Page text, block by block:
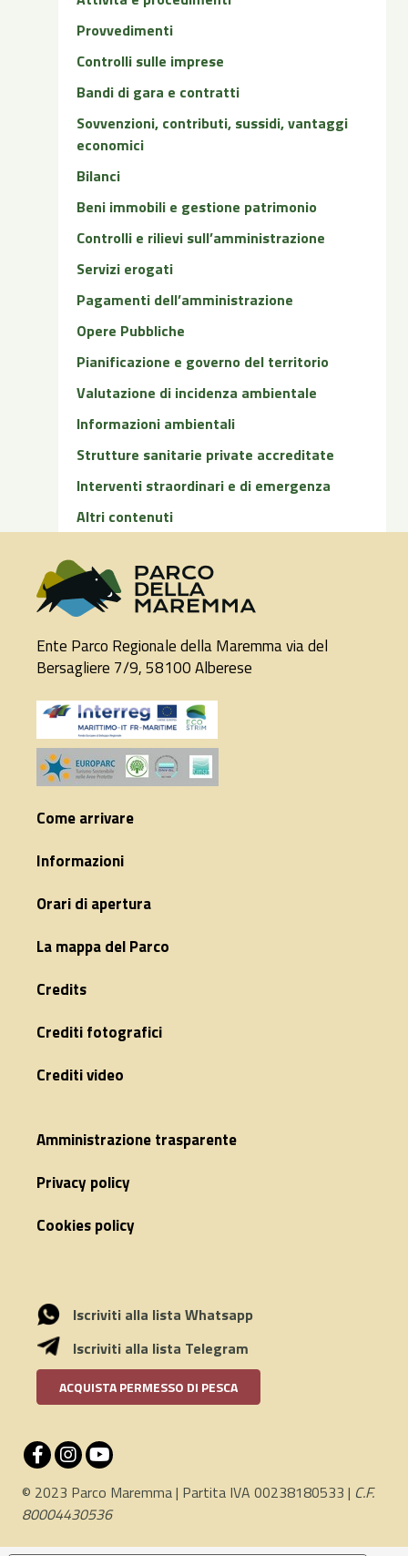
Provvedimenti
Controlli sulle imprese
Bandi di gara e contratti
Sovvenzioni, contributi, sussidi, vantaggi
economici
Bilanci
Beni immobili e gestione patrimonio
Controlli e rilievi sull’amministrazione
Servizi erogati
Pagamenti dell’amministrazione
Opere Pubbliche
Pianificazione e governo del territorio
Valutazione di incidenza ambientale
Informazioni ambientali
Strutture sanitarie private accreditate
Interventi straordinari e di emergenza
Altri contenuti
Ente Parco Regionale della Maremma via del
Bersagliere 7/9, 58100 Alberese
Come arrivare
Informazioni
Orari di apertura
La mappa del Parco
Credits
Crediti fotografici
Crediti video
Amministrazione trasparente
Privacy policy
Cookies policy
Iscriviti alla lista Whatsapp
Iscriviti alla lista Telegram
ACQUISTA PERMESSO DI PESCA
© 2023 Parco Maremma | Partita IVA 00238180533 | C.F.
80004430536